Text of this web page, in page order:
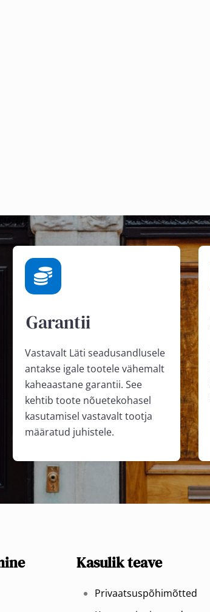
Garantii
Vastavalt Läti seadusandlusele
antakse igale tootele vähemalt
kaheaastane garantii. See
kehtib toote nõuetekohasel
kasutamisel vastavalt tootja
määratud juhistele.
Kasulik teave
Privaatsuspõhimõtted